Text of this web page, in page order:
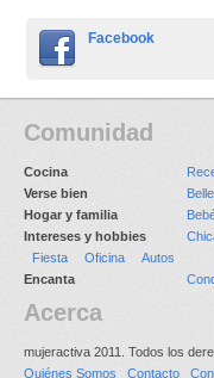
Facebook
Comunidad
Cocina
Verse bien
Hogar y familia
Intereses y hobbies
Fiesta
Oficina
Autos
Encanta
Acerca
mujeractiva 2011. Todos los
Quiénes Somos
Contacto